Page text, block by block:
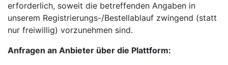
erforderlich, soweit die betreffenden Angaben in
unserem Registrierungs-/Bestellablauf zwingend (statt
nur freiwillig) vorzunehmen sind.
Anfragen an Anbieter über die Plattform: